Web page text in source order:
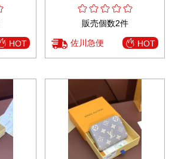
HOT
販売個数2件
佐川急便 HOT